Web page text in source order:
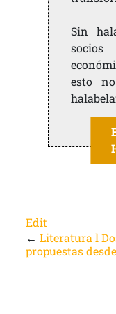
Sin
esto
Edit
← Literatura l
propuestas